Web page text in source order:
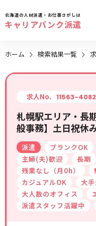
職種 指定
給与 時
こだわり 指定
キーワード 指
最近利
検索履歴はありませ
北海道の人材派遣・お仕事さがしは
キャリアバンク派遣
ホーム 検索結果一覧
求人No. 11563-
札幌駅エリア・長
般事務】土日祝休
派遣 ブランクOK
主婦(夫)歓迎
長期
残業なし（月0h）
カジュアルOK
大
大人数のオフィス
派遣スタッフ活躍中